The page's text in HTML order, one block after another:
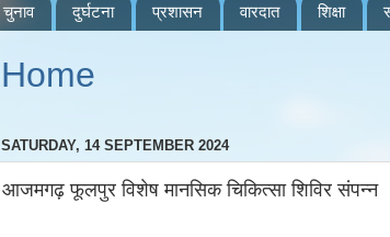
चुनाव दुर्घटना प्रशासन वारदात शिक्षा
Home
SATURDAY, 14 SEPTEMBER 2024
आजमगढ़ फूलपुर विशेष मानसिक चिकित्सा शिविर संपन्न